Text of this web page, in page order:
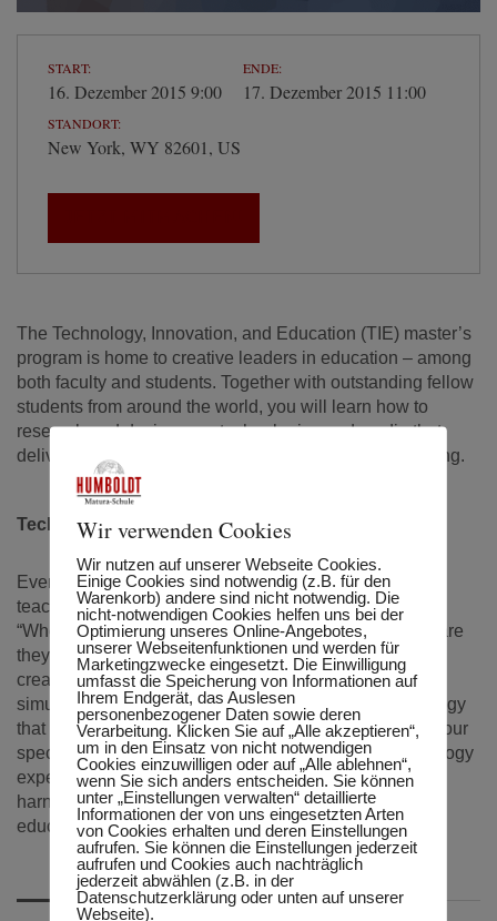
START:
16. Dezember 2015 9:00
ENDE:
17. Dezember 2015 11:00
STANDORT:
New York, WY 82601, US
The Technology, Innovation, and Education (TIE) master’s
program is home to creative leaders in education – among
both faculty and students. Together with outstanding fellow
students from around the world, you will learn how to
research and design new technologies and media that
deliver powerful teaching and promote engaged learning.
Technology is the Means, Not the Mission
Everything we do in the TIE Program is grounded in
teaching and learning. The first questions are always,
“Who are the users, and what educational challenges are
they grappling with?” We don’t start with the goal of
creating a sticky website, viral app, or immersive
simulation. Instead, we choose the medium or technology
that delivers the most effective learning experience for our
specific goal. No previous computer science or technology
experience is required to join TIE, only a passion for
harnessing innovation and creativity to improve
educational outcomes for all learners.
Wir verwenden Cookies
Wir nutzen auf unserer Webseite Cookies.
Einige Cookies sind notwendig (z.B. für den
Warenkorb) andere sind nicht notwendig. Die
nicht-notwendigen Cookies helfen uns bei der
Optimierung unseres Online-Angebotes,
unserer Webseitenfunktionen und werden für
Marketingzwecke eingesetzt. Die Einwilligung
umfasst die Speicherung von Informationen auf
Ihrem Endgerät, das Auslesen
personenbezogener Daten sowie deren
Verarbeitung. Klicken Sie auf „Alle akzeptieren“,
um in den Einsatz von nicht notwendigen
Cookies einzuwilligen oder auf „Alle ablehnen“,
wenn Sie sich anders entscheiden. Sie können
unter „Einstellungen verwalten“ detaillierte
Informationen der von uns eingesetzten Arten
von Cookies erhalten und deren Einstellungen
aufrufen. Sie können die Einstellungen jederzeit
aufrufen und Cookies auch nachträglich
jederzeit abwählen (z.B. in der
Datenschutzerklärung oder unten auf unserer
Webseite).